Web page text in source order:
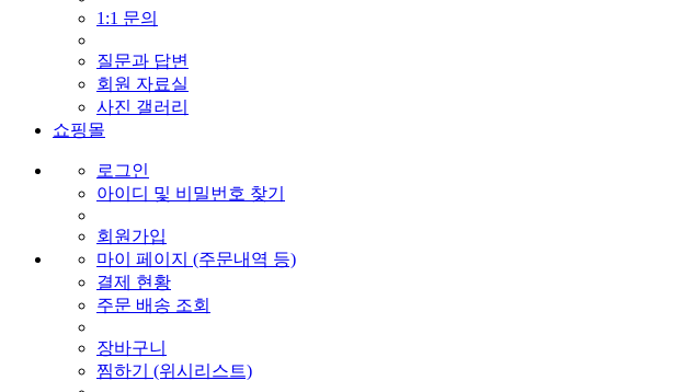
1:1 문의
질문과 답변
회원 자료실
사진 갤러리
쇼핑몰
로그인
아이디 및 비밀번호 찾기
회원가입
마이 페이지 (주문내역 등)
결제 현황
주문 배송 조회
장바구니
찜하기 (위시리스트)